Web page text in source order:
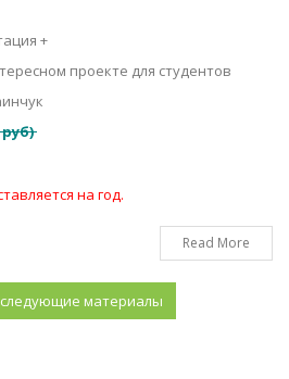
+
проекте для студентов
на год.
Read More